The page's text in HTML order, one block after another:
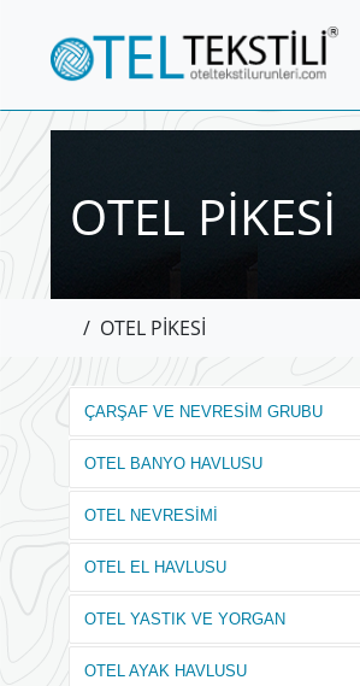
OTEL PİKESİ
/ OTEL PİKESİ
ÇARŞAF VE NEVRESİM GRUBU
OTEL BANYO HAVLUSU
OTEL NEVRESİMİ
OTEL EL HAVLUSU
OTEL YASTIK VE YORGAN
OTEL AYAK HAVLUSU